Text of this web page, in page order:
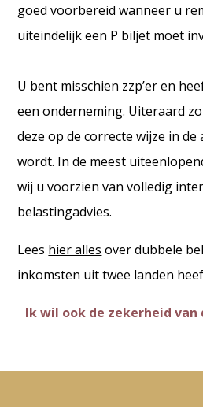
goed voorbereid wanneer u
uiteindelijk een P biljet moet
U bent misschien zzp’er en
een onderneming. Uiteraard
deze op de correcte wijze in
wordt. In de meest
wij u voorzien van volledig
belastingadvies.
Lees hier alles over dubbele
inkomsten uit twee landen
Ik wil ook de zekerheid van